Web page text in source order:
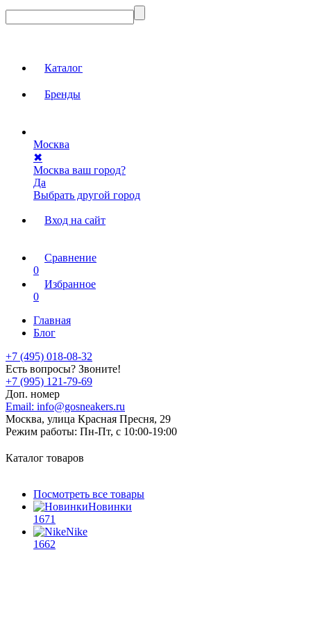
Каталог
Бренды
Москва
✖
Москва ваш город?
Да
Выбрать другой город
Вход на сайт
Сравнение
0
Избранное
0
Главная
Блог
+7 (495) 018-08-32
Есть вопросы? Звоните!
+7 (995) 121-79-69
Доп. номер
Email: info@gosneakers.ru
Москва, улица Красная Пресня, 29
Режим работы: Пн-Пт, с 10:00-19:00
Каталог товаров
Посмотреть все товары
Новинки
1671
Nike
1662